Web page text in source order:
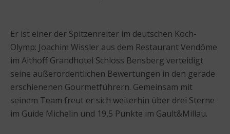
Er ist einer der Spitzenreiter im deutschen Koch-
Olymp: Joachim Wissler aus dem Restaurant Vendôme
im Althoff Grandhotel Schloss Bensberg verteidigt
seine außerordentlichen Bewertungen in den gerade
erschienenen Gourmetführern. Gemeinsam mit
seinem Team freut er sich weiterhin über drei Sterne
im Guide Michelin und 19,5 Punkte im Gault&Millau.